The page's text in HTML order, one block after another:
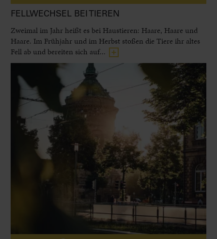
FELLWECHSEL BEI TIEREN
Zweimal im Jahr heißt es bei Haustieren: Haare, Haare und
Haare. Im Frühjahr und im Herbst stoßen die Tiere ihr altes
Fell ab und bereiten sich auf...